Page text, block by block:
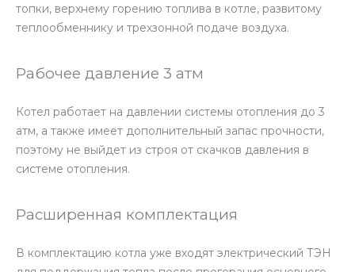
топки, верхнему горению топлива в котле, развитому
теплообменнику и трехзонной подаче воздуха.
Рабочее давление 3 атм
Котел работает на давлении системы отопления до 3
атм, а также имеет дополнительный запас прочности,
поэтому не выйдет из строя от скачков давления в
системе отопления.
Расширенная комплектация
В комплектацию котла уже входят электрический ТЭН